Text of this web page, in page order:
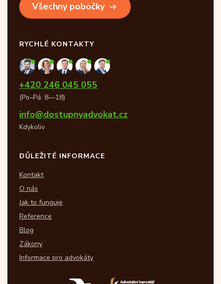
Všechny pobočky
RYCHLÉ KONTAKTY
+420 246 045 055
(Po–Pá: 8—18)
info@dostupnyadvokat.cz
Kdykoliv
DŮLEŽITÉ INFORMACE
Kontakt
O nás
Jak to funguje
Reference
Blog
Zákony
Informace pro advokáty